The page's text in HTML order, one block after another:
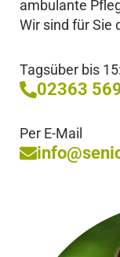
ambulante
Wir sind für Sie
Tagsüber bis
02363
Per E-Mail